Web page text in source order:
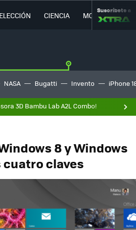
CIENCIA MOVILIDAD
Suscríbete a
NASA Bugatti Invento iPhone
3D Bambu Lab A2L Combo!
8 y Windows
cuatro claves